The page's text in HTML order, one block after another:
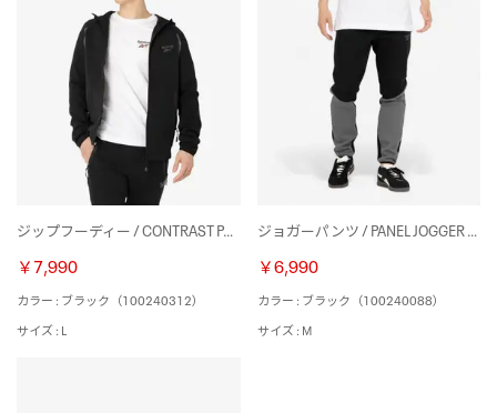
ジップフーディー / CONTRAST PANEL ZIP HOODY （ブラック）
￥7,990
カラー : ブラック（100240312）
サイズ : L
ジョガーパンツ / PANEL JOGGER （ブラック）
￥6,990
カラー : ブラック（100240088）
サイズ : M